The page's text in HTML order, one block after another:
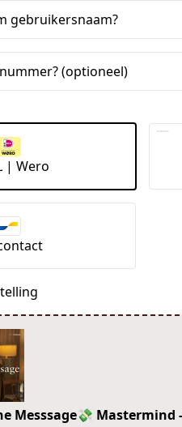
gebruikersnaam?
(optioneel)
| Wero
Messsage💸 Mastermind